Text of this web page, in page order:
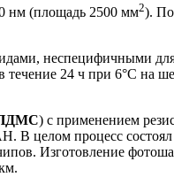
нм (площадь 2500 мм2).
неспецифичными
24 ч при 6°C на
) с применением
целом процесс состоял
Изготовление